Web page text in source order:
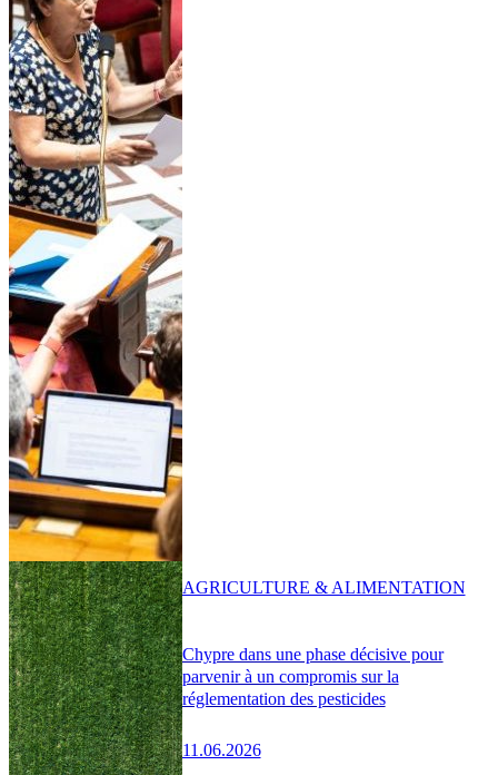
Chypre dans une phase décisive pour
parvenir à un compromis sur la
réglementation des pesticides
11.06.2026
AGRICULTURE & ALIMENTATION